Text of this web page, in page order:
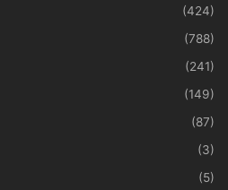
(424)
(788)
(241)
(149)
(87)
(3)
(5)